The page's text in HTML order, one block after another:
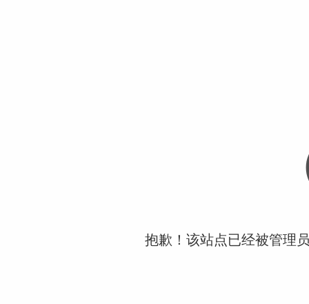
抱歉！该站点已经被管理